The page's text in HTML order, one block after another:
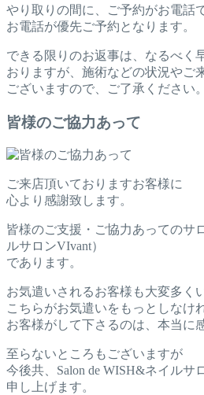
やり取りの間に、ご予約がお電話
お電話が優先ご予約となります。
できる限りのお返事は、なるべく
おりますが、施術などの状況やご
ございますので、ご了承ください。
皆様のご協力あって
ご来店頂いておりますお客様に
心より感謝致します。
皆様のご支援・ご協力あってのサ
ルサロンVIvant）
であります。
お気遣いされるお客様も大変多く
こちらがお気遣いをもっとしなけ
お客様がして下さるのは、本当に
至らないところもございますが
今後共、Salon de WISH&ネイルサ
申し上げます。